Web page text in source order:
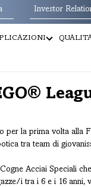
Investor
per la prima volta alla
tra team di
Acciai Speciali
i tra i 6 e i 16 anni,